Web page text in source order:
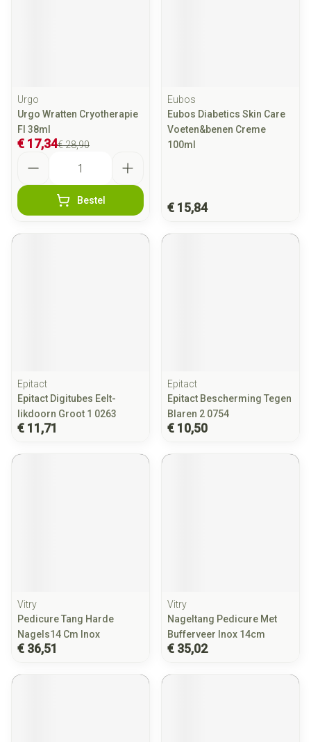
Urgo
Urgo Wratten Cryotherapie
Fl 38ml
€ 28,90
€ 17,34
Bestel
Eubos
Eubos Diabetics Skin Care
Voeten&benen Creme
100ml
€ 15,84
Epitact
Epitact Digitubes Eelt-
likdoorn Groot 1 0263
€ 11,71
Epitact
Epitact Bescherming Tegen
Blaren 2 0754
€ 10,50
Vitry
Pedicure Tang Harde
Nagels14 Cm Inox
€ 36,51
Vitry
Nageltang Pedicure Met
Bufferveer Inox 14cm
€ 35,02